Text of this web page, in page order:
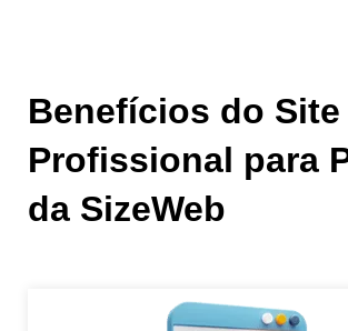
Benefícios do Site
Profissional para
da SizeWeb